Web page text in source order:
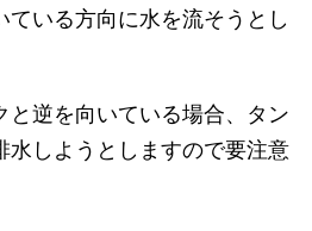
ている方向に水を流そうとし
と逆を向いている場合、タン
水しようとしますので要注意